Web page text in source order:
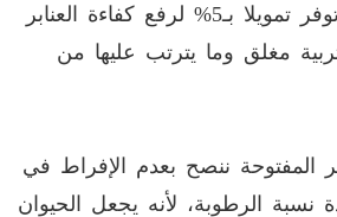
الرحمن، أن الدولة توفر تمويلا بـ5% لرفع كفاءة العنابر
مغلق وما يترتب عليها من
المفتوحة ننصح بعدم الإفراط في
نسبة الرطوبة، لأنه يجعل الحيوان